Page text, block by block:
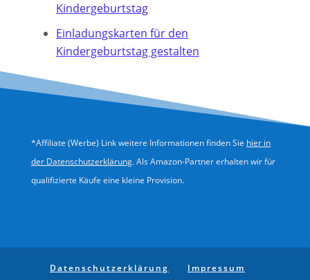
Kindergeburtstag
Einladungskarten für den
Kindergeburtstag gestalten
*Affiliate (Werbe) Link weitere Informationen finden Sie hier in
der Datenschutzerklärung. Als Amazon-Partner erhalten wir für
qualifizierte Käufe eine kleine Provision.
Datenschutz­erklärung Impressum